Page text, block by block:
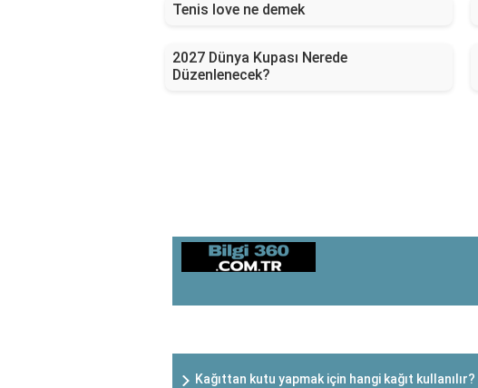
Tenis love ne demek
2027 Dünya Kupası Nerede
Düzenlenecek?
Kağıttan kutu yapmak için hangi kağıt kullanılır?